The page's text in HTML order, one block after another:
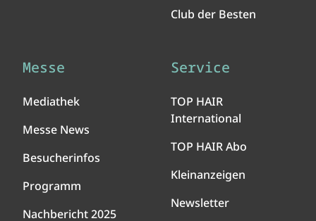
Club der Besten
Messe
Mediathek
Messe News
Besucherinfos
Programm
Nachbericht 2025
Service
TOP HAIR
International
TOP HAIR Abo
Kleinanzeigen
Newsletter